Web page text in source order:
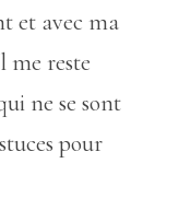
et avec ma
me reste
ne se sont
pour